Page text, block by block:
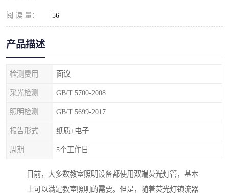
阅 读 量： 56
产品描述
检测费用 面议
采光检测 GB/T 5700-2008
照明检测 GB/T 5699-2017
报告形式 纸质+电子
周期 5个工作日
目前，大多数教室照明设备都使用双端荧光灯管，基本
上可以满足教室照明的需要。但是，随着荧光灯镇流器